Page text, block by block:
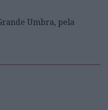
Umbra, pela